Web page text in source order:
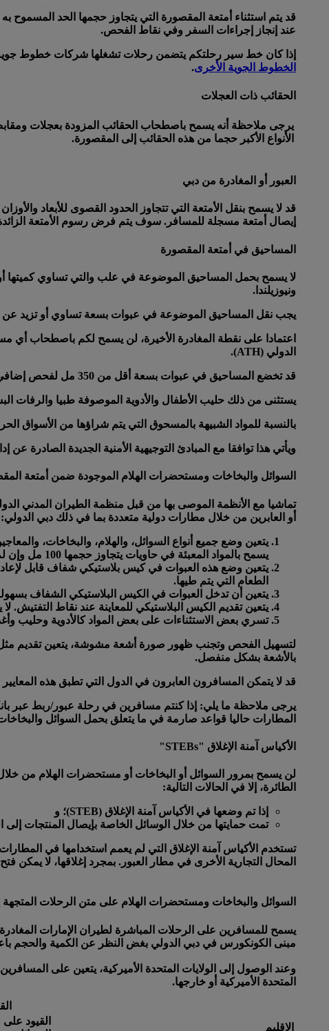
قد يتم استثناء أمتعة المقصورة التي يتجاوز حجمها الحد المسموح
عند إنجاز إجراءات السفر وفي نقاط الفحص.
إذا كان خط سير رحلتكم يتضمن رحلات تشغلها شركات خطوط
الخطوط الجوية الأخرى.
الحقائب ذات العجلات
الأنواع الأكبر حجما من هذه الحقائب إلى المقصورة.
العبور أو المغادرة من دبي
قد لا يسمح بنقل الأمتعة التي تتجاوز الحدود القصوى للأبعاد
إيصال أمتعة مسجلة للمسافر. سوف يتم فرض رسوم الأمتعة
المساحيق في أمتعة المقصورة
ونيوزيلندا.
يجب نقل المساحيق الموضوعة في عبوات بسعة تساوي أو تزيد عن 350 مل ضمن الأمتعة المسجلة.
الدولي (ATH).
قد تخضع المساحيق في عبوات بسعة أقل من 350 مل لفحص إضافي.
يستثنى من ذلك حليب الأطفال والأدوية الموصوفة طبيا والرفات
بالنسبة للمواد الشبيهة بالمسحوق التي يتم شراؤها من الأسواق
ويأتي هذا توافقا مع المبادئ التوجيهية الأمنية الجديدة الصادرة عن
السوائل والبخاخات ومستحضرات الهلام الموجودة ضمن أمتعة
أو العابرين من خلال مطارات دولية متعددة بما في ذلك دبي الدولي:
يتعين وضع جميع أنواع السوائل، والهلام، والبخاخات،
يسمح بالمواد المعبئة في حاويات يتجاوز حجمها 100 مل وإن لم تكن الحاوية ممتلئة بشكل كامل.
يتعين وضع هذه العبوات في كيس بلاستيكي شفاف قابل
الطعام التي يتم طيها.
يتعين أن تدخل العبوات في الكيس البلاستيكي الشفاف
يتعين تقديم الكيس البلاستيكي للمعاينة عند نقاط
تسري بعض الاستثناءات على بعض المواد كالأدوية وحليب
لتسهيل الفحص وتجنب ظهور صورة أشعة مشوشة، يتعين تقديم مثل
بالأشعة بشكل منفصل.
قد لا يتمكن المسافرون العابرون في الدول التي تطبق هذه
المطارات حاليا قواعد صارمة في ما يتعلق بحمل السوائل
الأكياس آمنة الإغلاق "STEBs"
لن يسمح بمرور السوائل أو البخاخات أو مستحضرات الهلام من
الطائرة، إلا في الحالات التالية:
إذا تم وضعها في الأكياس آمنة الإغلاق (STEB)؛ و
تمت حمايتها من خلال الوسائل الخاصة بإيصال المنتجات
تستخدم الأكياس آمنة الإغلاق التي لم يعمم استخدامها في
المحال التجارية الأخرى في مطار العبور. بمجرد إغلاقها، لا
السوائل والبخاخات ومستحضرات الهلام على متن الرحلات المتجهة
يسمح للمسافرين على الرحلات المباشرة لطيران الإمارات
مبنى الكونكورس في دبي الدولي بغض النظر عن الكمية والحجم
المتحدة الأميركية أو خارجها.
الإقليم
القيود على